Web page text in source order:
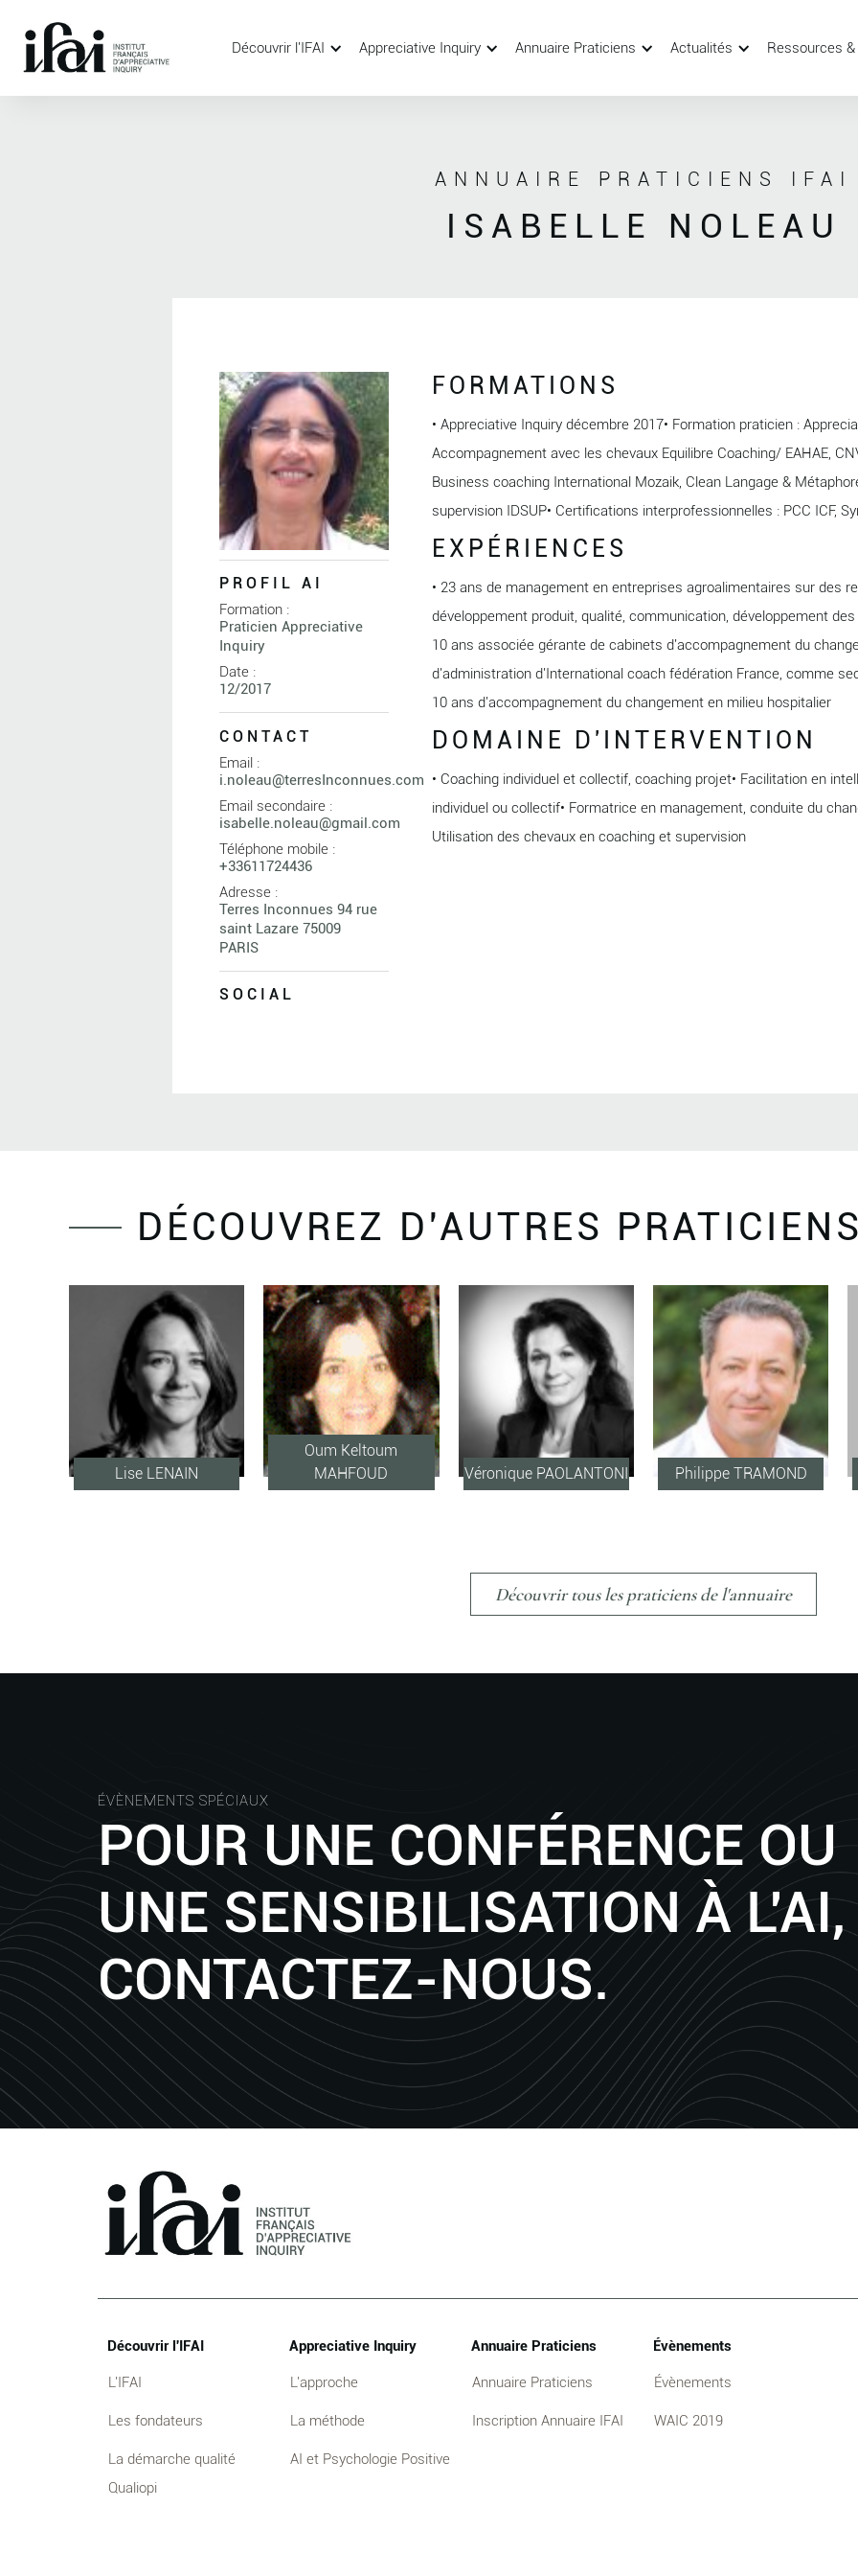
Découvrir l'IFAI Appreciative Inquiry Annuaire Praticiens Actualités Ressources
ANNUAIRE PRATICIENS IFAI
ISABELLE NOLEAU
PROFIL AI
Formation :
Praticien Appreciative
Inquiry
Date :
12/2017
CONTACT
Email :
i.noleau@terresInconnues.com
Email secondaire :
isabelle.noleau@gmail.com
Téléphone mobile :
+33611724436
Adresse :
Terres Inconnues 94 rue
saint Lazare 75009
PARIS
SOCIAL
FORMATIONS
• Appreciative Inquiry décembre 2017• Formation praticien :
Accompagnement avec les chevaux Equilibre Coaching/ EAHAE,
Business coaching International Mozaik, Clean Langage &
supervision IDSUP• Certifications interprofessionnelles : PCC ICF,
EXPÉRIENCES
• 23 ans de management en entreprises agroalimentaires sur des
développement produit, qualité, communication, développement
10 ans associée gérante de cabinets d'accompagnement du
d'administration d'International coach fédération France, comme
10 ans d'accompagnement du changement en milieu hospitalier
DOMAINE D'INTERVENTION
• Coaching individuel et collectif, coaching projet• Facilitation en
individuel ou collectif• Formatrice en management, conduite du
Utilisation des chevaux en coaching et supervision
DÉCOUVREZ D'AUTRES
Lise LENAIN
Oum Keltoum
MAHFOUD
Véronique PAOLANTONI Philippe TRAMOND
Découvrir tous les praticiens de l'annuaire
ÉVÈNEMENTS SPÉCIAUX
POUR UNE CONFÉRENCE OU
UNE SENSIBILISATION À L'AI,
CONTACTEZ-NOUS.
Découvrir l'IFAI
L'IFAI
Les fondateurs
La démarche qualité
Qualiopi
Appreciative Inquiry
L'approche
La méthode
AI et Psychologie Positive
Annuaire Praticiens
Annuaire Praticiens
Inscription Annuaire IFAI
Évènements
Évènements
WAIC 2019